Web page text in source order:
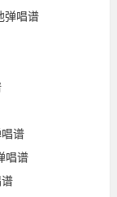
弹唱谱
谱
唱谱